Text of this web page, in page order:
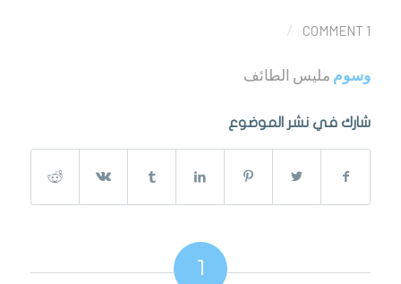
1 COMMENT
/
وسوم مليس الطائف
شارك في نشر الموضوع
1